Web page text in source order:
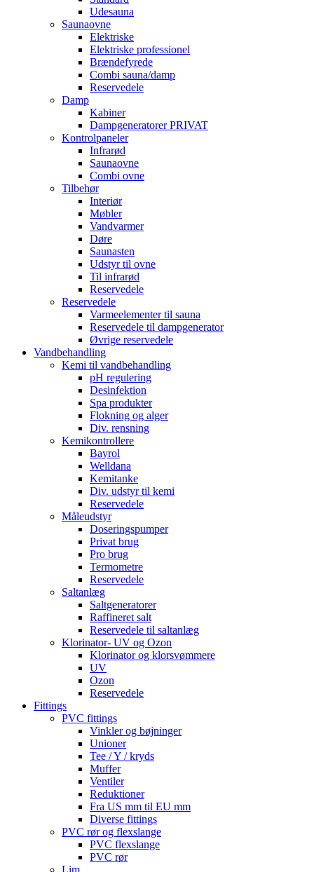
Udesauna
Saunaovne
Elektriske
Elektriske professionel
Brændefyrede
Combi sauna/damp
Reservedele
Damp
Kabiner
Dampgeneratorer PRIVAT
Kontrolpaneler
Infrarød
Saunaovne
Combi ovne
Tilbehør
Interiør
Møbler
Vandvarmer
Døre
Saunasten
Udstyr til ovne
Til infrarød
Reservedele
Reservedele
Varmeelementer til sauna
Reservedele til dampgenerator
Øvrige reservedele
Vandbehandling
Kemi til vandbehandling
pH regulering
Desinfektion
Spa produkter
Flokning og alger
Div. rensning
Kemikontrollere
Bayrol
Welldana
Kemitanke
Div. udstyr til kemi
Reservedele
Måleudstyr
Doseringspumper
Privat brug
Pro brug
Termometre
Reservedele
Saltanlæg
Saltgeneratorer
Raffineret salt
Reservedele til saltanlæg
Klorinator- UV og Ozon
Klorinator og klorsvømmere
UV
Ozon
Reservedele
Fittings
PVC fittings
Vinkler og bøjninger
Unioner
Tee / Y / kryds
Muffer
Ventiler
Reduktioner
Fra US mm til EU mm
Diverse fittings
PVC rør og flexslange
PVC flexslange
PVC rør
Lim